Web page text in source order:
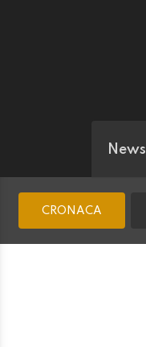
News
CRONACA